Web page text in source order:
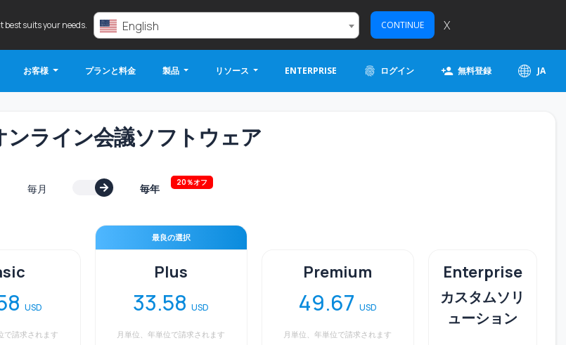
best suits your needs. English CONTINUE X
お客様 プランと料金 製品 リソース ENTERPRISE ログイン 無料登録 JA
ンライン会議ソフトウェア
毎月 毎年 20％オフ
USD
で請求されます
最良の選択
Plus
33.58 USD
月単位、年単位で請求されます
Premium
49.67 USD
月単位、年単位で請求されます
Enterprise
カスタムソリ
ューション